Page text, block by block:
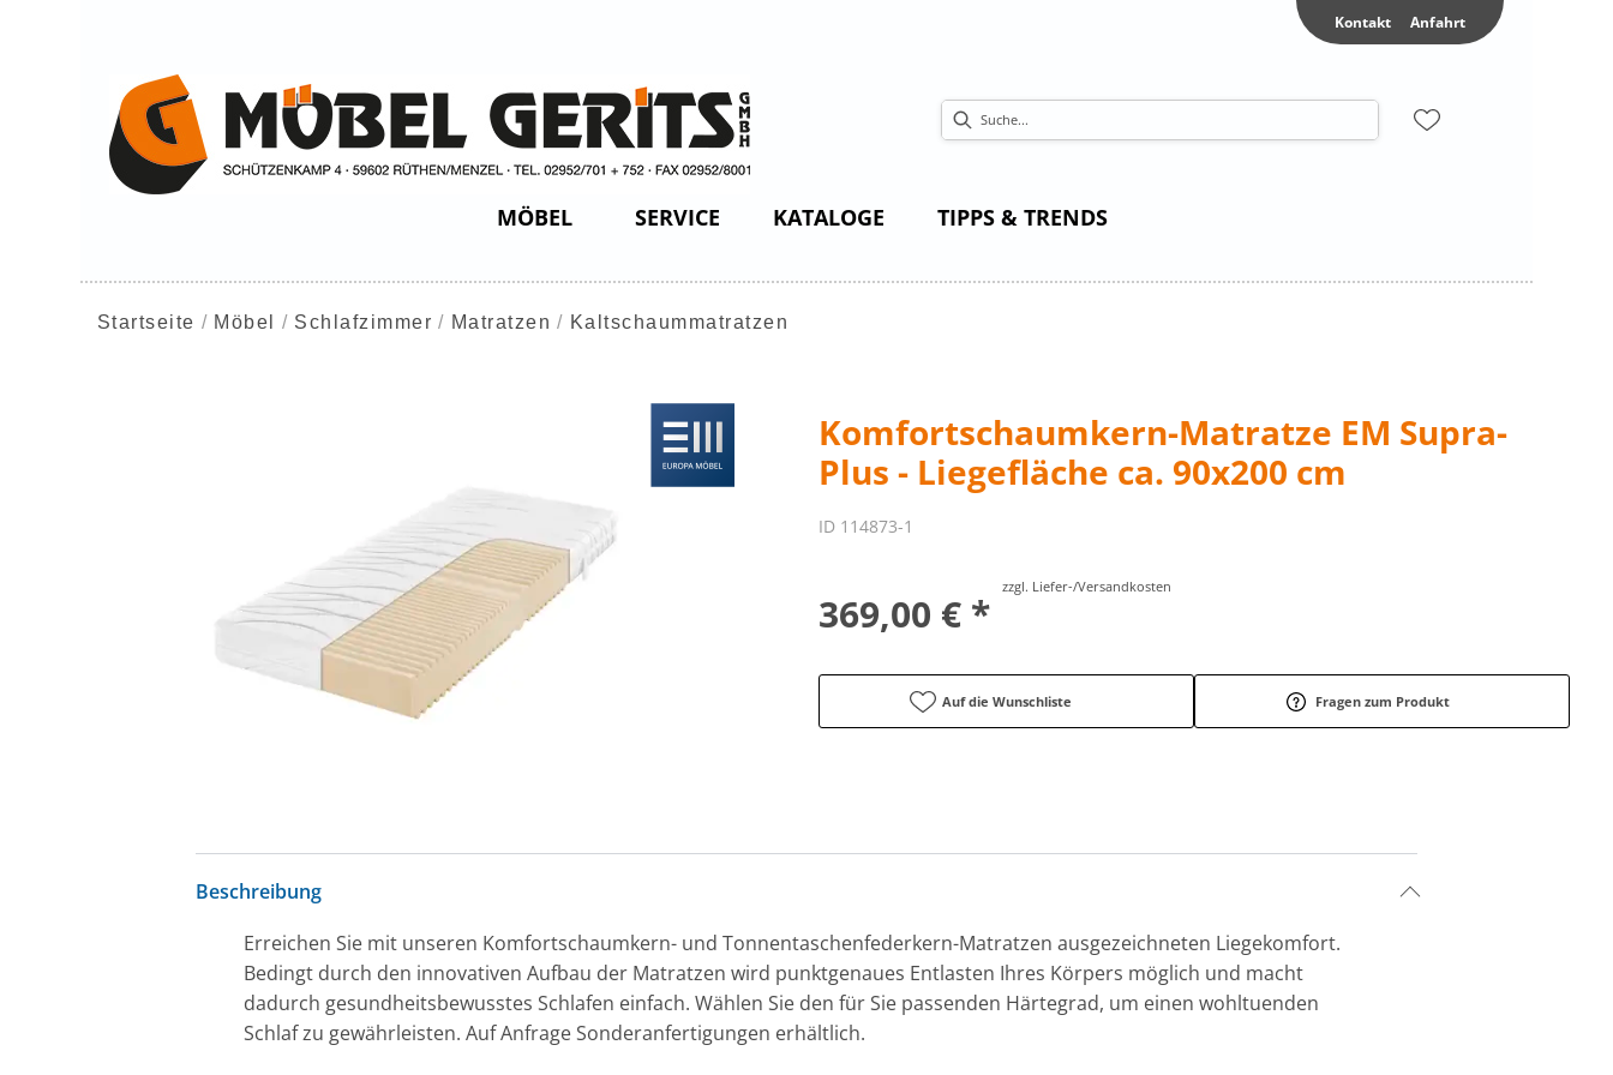
Kontakt Anfahrt
MÖBEL SERVICE KATALOGE TIPPS & TRENDS
Startseite Möbel Schlafzimmer Matratzen Kaltschaummatratzen
Komfortschaumkern-Matratze EM Supra-
Plus - Liegefläche ca. 90x200 cm
ID 114873-1
369,00 € *
zzgl. Liefer-/Versandkosten
Auf die Wunschliste Fragen zum Produkt
Beschreibung
Erreichen Sie mit unseren Komfortschaumkern- und Tonnentaschenfederkern-Matratzen ausgezeichneten Liegekomfort.
Bedingt durch den innovativen Aufbau der Matratzen wird punktgenaues Entlasten Ihres Körpers möglich und macht
dadurch gesundheitsbewusstes Schlafen einfach. Wählen Sie den für Sie passenden Härtegrad, um einen wohltuenden
Schlaf zu gewährleisten. Auf Anfrage Sonderanfertigungen erhältlich.